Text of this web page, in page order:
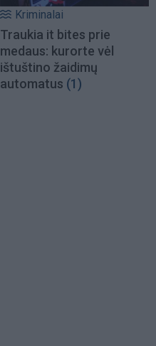
Kriminalai
Traukia it bites prie
medaus: kurorte vėl
ištuštino žaidimų
automatus (1)